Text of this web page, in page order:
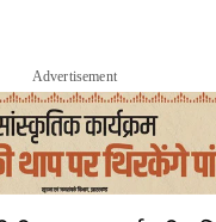
Advertisement